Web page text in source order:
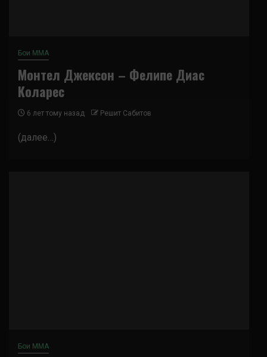
Бои ММА
Монтел Джексон – Фелипе Диас
Коларес
6 лет тому назад Решит Сабитов
(далее…)
Бои ММА